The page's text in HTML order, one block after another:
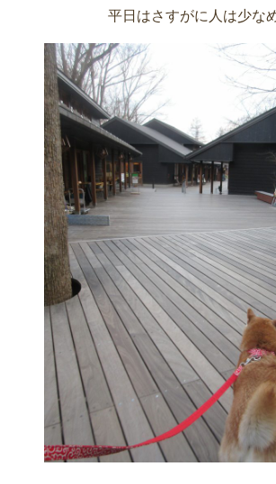
平日はさすがに人は少なめ